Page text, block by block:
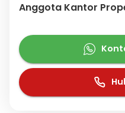
Anggota Kantor